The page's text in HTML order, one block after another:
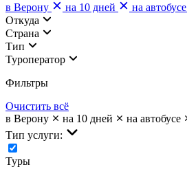
в Верону
на 10 дней
на автобусе
Откуда
Страна
Тип
Туроператор
Фильтры
Очистить всё
в Верону
на 10 дней
на автобусе
Тип услуги:
Туры